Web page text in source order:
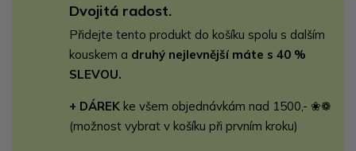
Dvojitá radost.
Přidejte tento produkt do košíku spolu s dalším
kouskem a druhý nejlevnější máte s 40 %
SLEVOU.
+ DÁREK ke všem objednávkám nad 1500,- ❀❁
(možnost vybrat v košíku při prvním kroku)